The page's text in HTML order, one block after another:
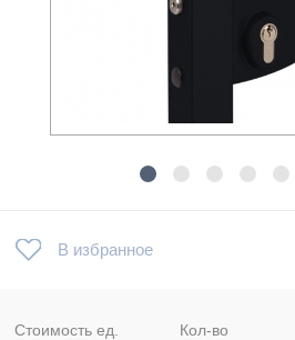
В избранное
Стоимость ед. Кол-во